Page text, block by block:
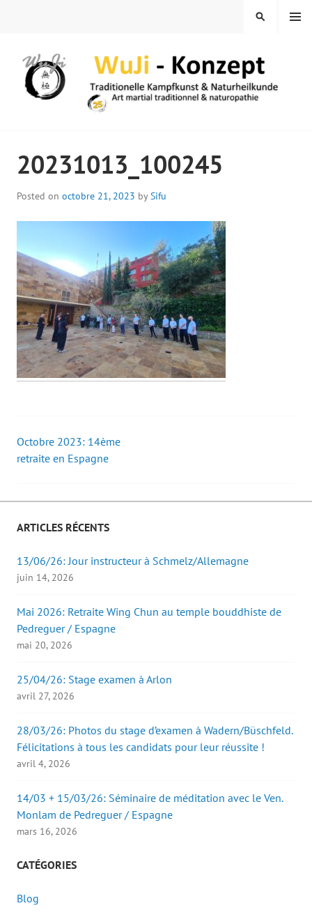
MENU
SEARCH
20231013_100245
Posted on octobre 21, 2023 bySifu
Post
Octobre 2023: 14ème
retraite en Espagne
ARTICLES RÉCENTS
13/06/26: Jour instructeur à Schmelz/Allemagne
juin 14, 2026
Mai 2026: Retraite Wing Chun au temple bouddhiste de
Pedreguer / Espagne
mai 20, 2026
25/04/26: Stage examen à Arlon
avril 27, 2026
28/03/26: Photos du stage d’examen à Wadern/Büschfeld.
Félicitations à tous les candidats pour leur réussite !
avril 4, 2026
14/03 + 15/03/26: Séminaire de méditation avec le Ven.
Monlam de Pedreguer / Espagne
mars 16, 2026
CATÉGORIES
Blog